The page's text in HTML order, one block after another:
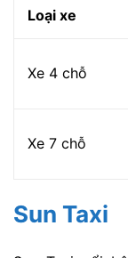
Loại xe
Xe 4 chỗ
Xe 7 chỗ
Sun Taxi